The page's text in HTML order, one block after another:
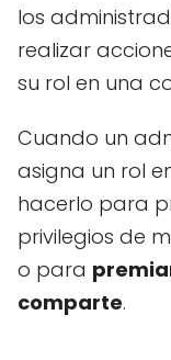
los
realizar
su rol en una
Cuando un
asigna un rol
hacerlo para
privilegios de
o para
comparte.